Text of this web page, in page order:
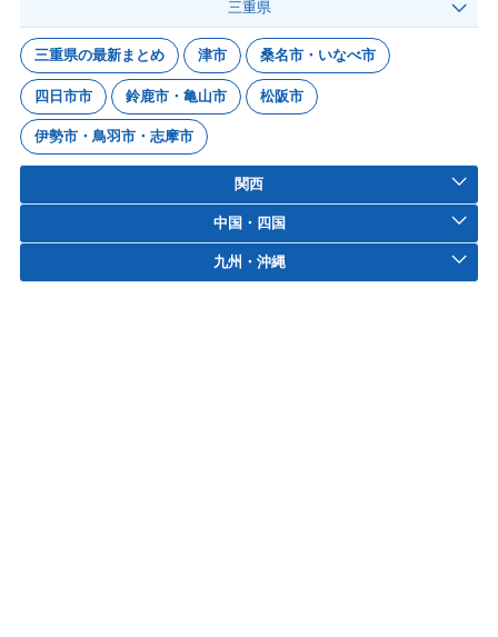
三重県
三重県の最新まとめ 津市 桑名市・いなべ市
四日市市 鈴鹿市・亀山市 松阪市
伊勢市・鳥羽市・志摩市
関西
中国・四国
九州・沖縄